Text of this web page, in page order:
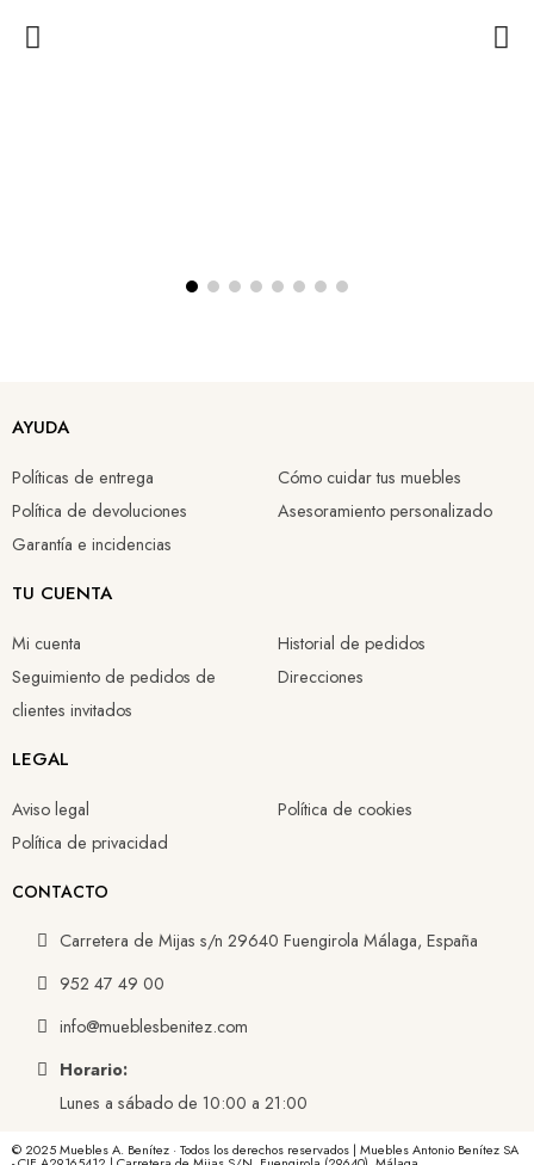
AYUDA
Políticas de entrega
Política de devoluciones
Garantía e incidencias
Cómo cuidar tus muebles
Asesoramiento personalizado
TU CUENTA
Mi cuenta
Seguimiento de pedidos de
clientes invitados
Historial de pedidos
Direcciones
LEGAL
Aviso legal
Política de privacidad
Política de cookies
CONTACTO
Carretera de Mijas s/n 29640 Fuengirola Málaga, España
952 47 49 00
info@mueblesbenitez.com
Horario:
Lunes a sábado de 10:00 a 21:00
© 2025 Muebles A. Benítez · Todos los derechos reservados | Muebles Antonio Benítez SA